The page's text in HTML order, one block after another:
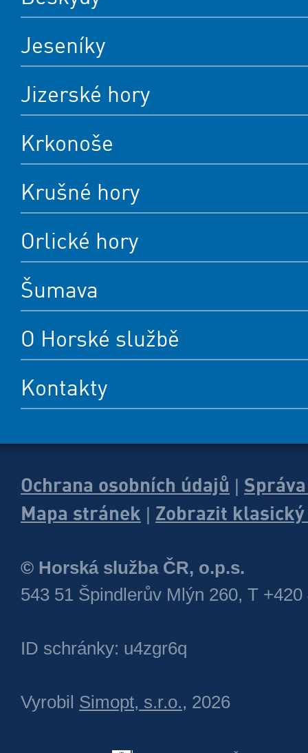
Jeseníky
Jizerské hory
Krkonoše
Krušné hory
Orlické hory
Šumava
O Horské službě
Kontakty
Ochrana osobních údajů
Mapa stránek
Zobrazit
© Horská služba ČR, o.p.s.
543 51 Špindlerův Mlýn 260, T +420
ID schránky: u4zgr6q
Vyrobil Simopt, s.r.o., 2026